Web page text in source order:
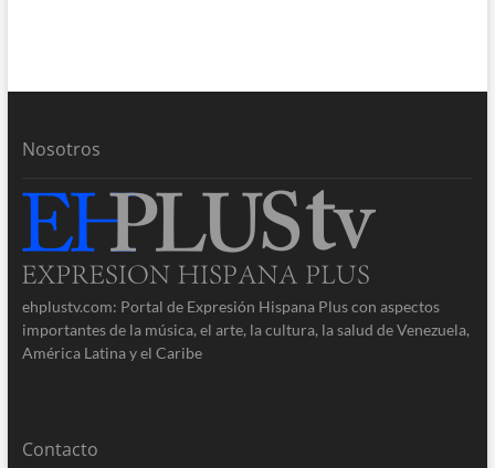
Nosotros
ehplustv.com: Portal de Expresión Hispana Plus con aspectos
importantes de la música, el arte, la cultura, la salud de Venezuela,
América Latina y el Caribe
Contacto